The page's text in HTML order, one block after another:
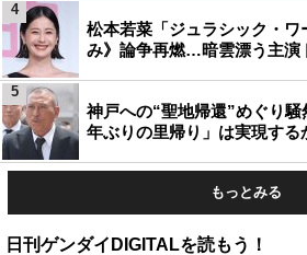
松本若菜「ジュラシック・
み》論争再燃…暗雲漂う主演
4
神戸への“聖地帰還”めぐり
年ぶりの里帰り」は実現する
5
もっとみる
日刊ゲンダイDIGITALを読もう！